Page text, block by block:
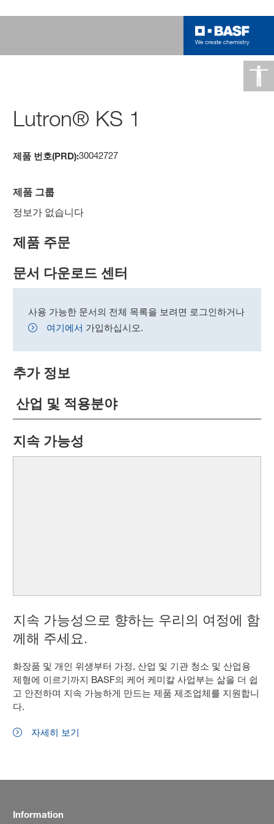
Lutron® KS 1
제품 번호(PRD):30042727
제품 그룹
정보가 없습니다
제품 주문
문서 다운로드 센터
사용 가능한 문서의 전체 목록을 보려면 로그인하거나
여기에서 가입하십시오.
추가 정보
산업 및 적용분야
지속 가능성
지속 가능성으로 향하는 우리의 여정에 함
께해 주세요.
화장품 및 개인 위생부터 가정, 산업 및 기관 청소 및 산업용
제형에 이르기까지 BASF의 케어 케미칼 사업부는 삶을 더 쉽
고 안전하며 지속 가능하게 만드는 제품 제조업체를 지원합니
다.
자세히 보기
Information